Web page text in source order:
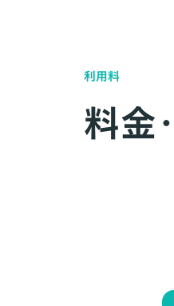
利用料
料金